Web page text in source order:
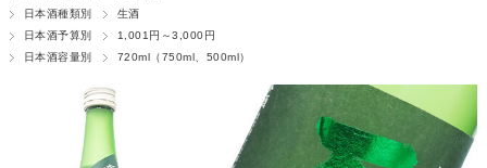
日本酒種類別
生酒
日本酒予算別
1,001円～3,000円
日本酒容量別
720ml（750ml、500ml）